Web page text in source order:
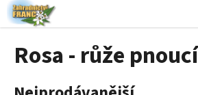
Přejít
na
obsah
Rosa - růže
K
o